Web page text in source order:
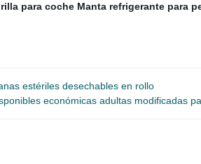
para coche Manta refrigerante para
estériles desechables en rollo
económicas adultas modificadas